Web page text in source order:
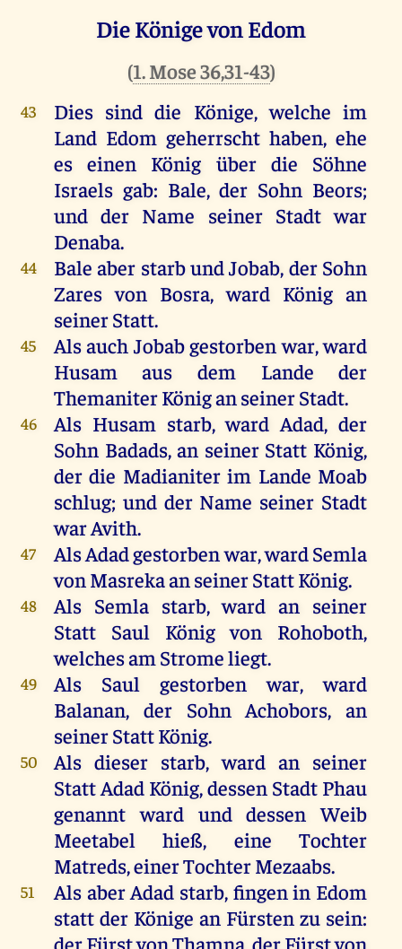
Die Könige von Edom
(1. Mose 36,31-43)
43
Dies sind die Könige, welche im
Land Edom geherrscht haben, ehe
es einen König über die Söhne
Israels gab: Bale, der Sohn Beors;
und der Name seiner Stadt war
Denaba.
44
Bale aber starb und Jobab, der Sohn
Zares von Bosra, ward König an
seiner Statt.
45
Als auch Jobab gestorben war, ward
Husam aus dem Lande der
Themaniter König an seiner Stadt.
46
Als Husam starb, ward Adad, der
Sohn Badads, an seiner Statt König,
der die Madianiter im Lande Moab
schlug; und der Name seiner Stadt
war Avith.
47
Als Adad gestorben war, ward Semla
von Masreka an seiner Statt König.
48
Als Semla starb, ward an seiner
Statt Saul König von Rohoboth,
welches am Strome liegt.
49
Als Saul gestorben war, ward
Balanan, der Sohn Achobors, an
seiner Statt König.
50
Als dieser starb, ward an seiner
Statt Adad König, dessen Stadt Phau
genannt ward und dessen Weib
Meetabel hieß, eine Tochter
Matreds, einer Tochter Mezaabs.
51
Als aber Adad starb, fingen in Edom
statt der Könige an Fürsten zu sein:
der Fürst von Thamna, der Fürst von